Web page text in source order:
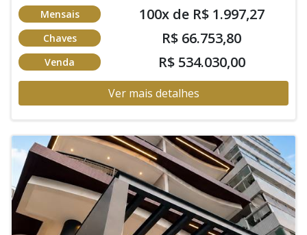
Mensais 100x de R$ 1.997,27
Chaves R$ 66.753,80
Venda R$ 534.030,00
Ver mais detalhes